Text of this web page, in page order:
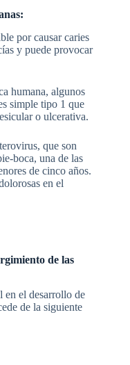
por causar caries
y puede provocar
humana, algunos
simple tipo 1 que
o ulcerativa.
que son
boca, una de las
de cinco años.
en el
de las
en el desarrollo de
de la siguiente